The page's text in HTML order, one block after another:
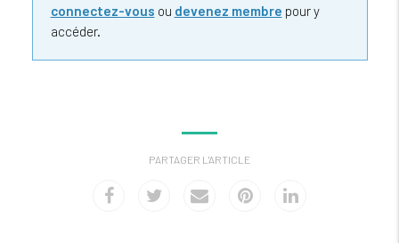
connectez-vous ou devenez membre pour y
accéder.
PARTAGER L'ARTICLE